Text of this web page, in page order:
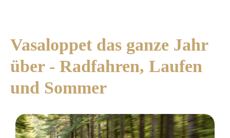
Vasaloppet das ganze Jahr
über - Radfahren, Laufen
und Sommer